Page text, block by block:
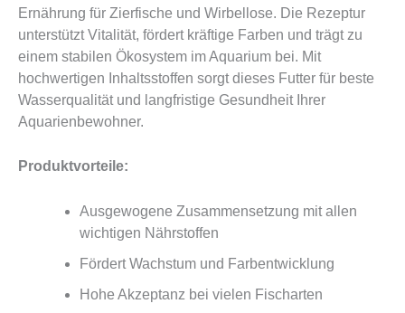
Ernährung für Zierfische und Wirbellose. Die Rezeptur
unterstützt Vitalität, fördert kräftige Farben und trägt zu
einem stabilen Ökosystem im Aquarium bei. Mit
hochwertigen Inhaltsstoffen sorgt dieses Futter für beste
Wasserqualität und langfristige Gesundheit Ihrer
Aquarienbewohner.
Produktvorteile:
Ausgewogene Zusammensetzung mit allen
wichtigen Nährstoffen
Fördert Wachstum und Farbentwicklung
Hohe Akzeptanz bei vielen Fischarten